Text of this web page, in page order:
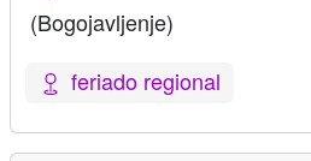
(Bogojavljenje)
feriado regional